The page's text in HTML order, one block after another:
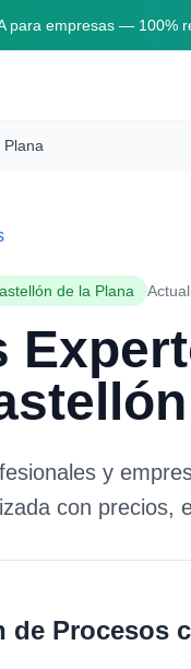
para empresas — 100%
de la Plana
y
con precios,
de Procesos